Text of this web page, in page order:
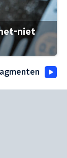
niet